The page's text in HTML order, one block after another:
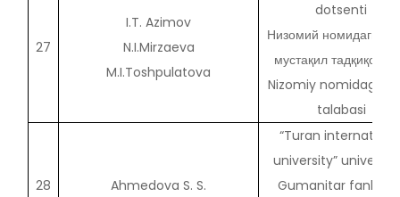
27
I.T. Azimov
N.I.Mirzaeva
M.I.Toshpulatova
dotsenti
Низомий номидаги
мустақил
Nizomiy nomidagi
talabasi
28 Ahmedova S. S.
“Turan
university”
Gumanitar fanlar